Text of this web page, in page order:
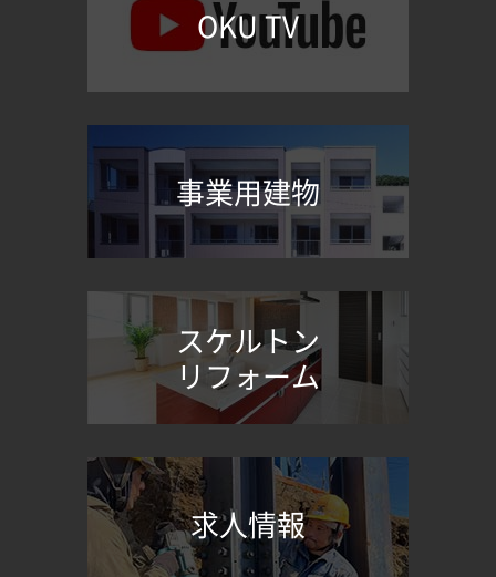
OKU TV
事業用建物
スケルトン
リフォーム
求人情報